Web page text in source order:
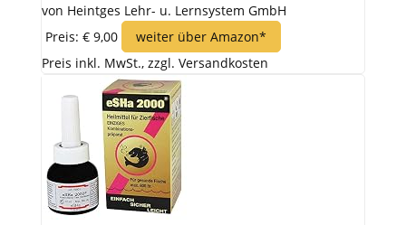
von Heintges Lehr- u. Lernsystem GmbH
Preis: € 9,00
weiter über Amazon*
Preis inkl. MwSt., zzgl. Versandkosten